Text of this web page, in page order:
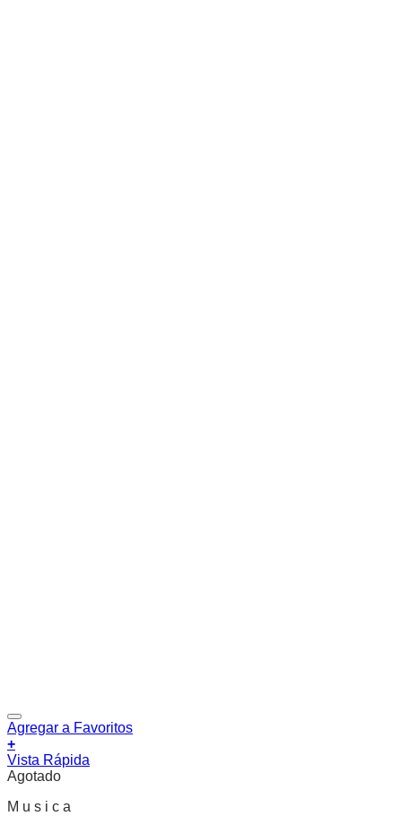
Agregar a Favoritos
+
Vista Rápida
Agotado
M u s i c a